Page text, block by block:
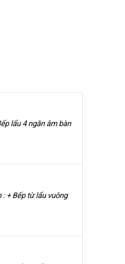
lẩu 4 ngăn âm bàn
+ Bếp từ lẩu vuông